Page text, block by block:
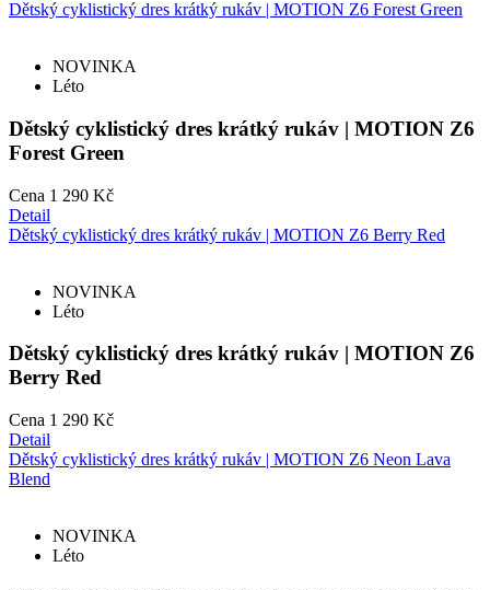
Dětský cyklistický dres krátký rukáv | MOTION Z6 Forest Green
NOVINKA
Léto
Dětský cyklistický dres krátký rukáv | MOTION Z6
Forest Green
Cena 1 290 Kč
Detail
Dětský cyklistický dres krátký rukáv | MOTION Z6 Berry Red
NOVINKA
Léto
Dětský cyklistický dres krátký rukáv | MOTION Z6
Berry Red
Cena 1 290 Kč
Detail
Dětský cyklistický dres krátký rukáv | MOTION Z6 Neon Lava
Blend
NOVINKA
Léto